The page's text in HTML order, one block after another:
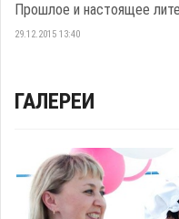
Прошлое и настоящее
29.12.2015 13:40
ГАЛЕРЕИ